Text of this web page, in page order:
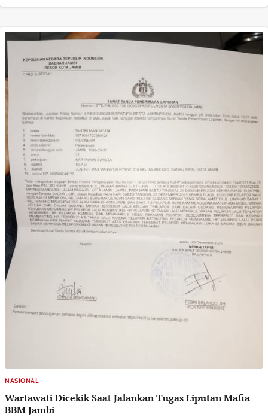
NASIONAL
Wartawati Dicekik Saat Jalankan Tugas Liputan Mafia
BBM Jambi